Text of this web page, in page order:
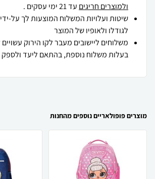
ולמוצרים חריגים עד 21 ימי עסקים .
שיטות ועלויות המשלוח המוצעות לך על-
לגודלו ולאופיו של המוצר
משלוחים ליישובים מעבר לקו הירוק עשויים
בעלות משלוח נוספת, בהתאם ליעד
מוצרים פופולאריים נוספים מהחנות